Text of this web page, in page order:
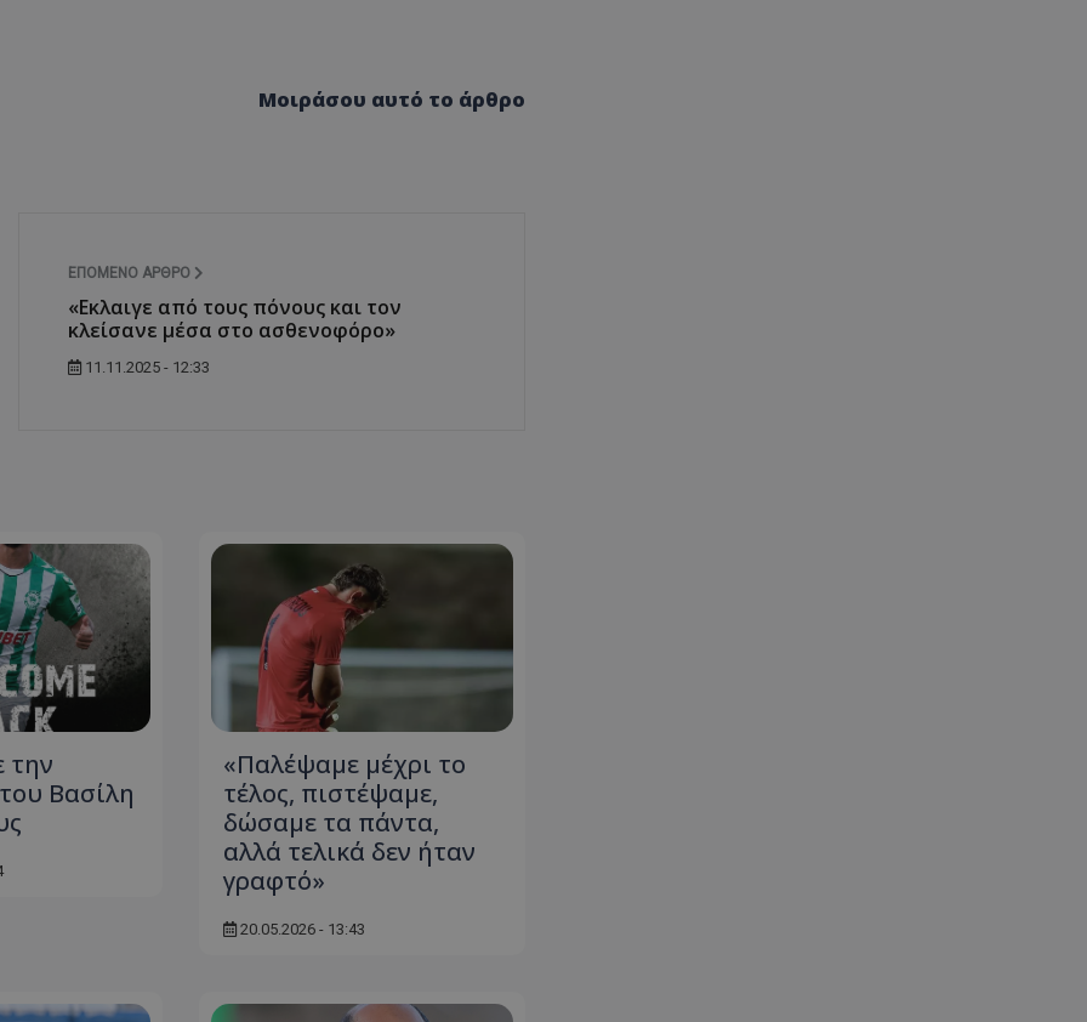
Μοιράσου αυτό το άρθρο
ΕΠΌΜΕΝΟ ΆΡΘΡΟ
«Εκλαιγε από τους πόνους και τον
κλείσανε μέσα στο ασθενοφόρο»
11.11.2025 - 12:33
την
Βασίλη
«Παλέψαμε μέχρι το
τέλος, πιστέψαμε,
δώσαμε τα πάντα,
αλλά τελικά δεν ήταν
γραφτό»
20.05.2026 - 13:43